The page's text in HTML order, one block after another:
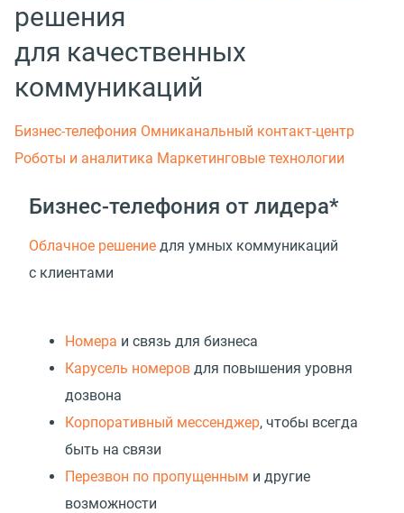
решения
для качественных
коммуникаций
Бизнес-телефония Омниканальный контакт-центр
Роботы и аналитика Маркетинговые технологии
Бизнес-телефония от лидера*
Облачное решение для умных коммуникаций
с клиентами
Номера и связь для бизнеса
Карусель номеров для повышения уровня
дозвона
Корпоративный мессенджер, чтобы всегда
быть на связи
Перезвон по пропущенным и другие
возможности